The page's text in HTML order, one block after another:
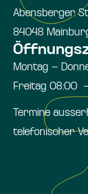
Abensberger
84048
Montag –
Freitag 08:00
Termine
telefonischer